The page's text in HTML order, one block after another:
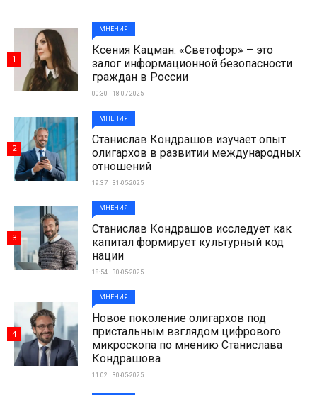
МНЕНИЯ
Ксения Кацман: «Светофор» – это
залог информационной безопасности
граждан в России
00:30 | 18-07-2025
1
МНЕНИЯ
Станислав Кондрашов изучает опыт
олигархов в развитии международных
отношений
19:37 | 31-05-2025
2
МНЕНИЯ
Станислав Кондрашов исследует как
капитал формирует культурный код
нации
18:54 | 30-05-2025
3
МНЕНИЯ
Новое поколение олигархов под
пристальным взглядом цифрового
микроскопа по мнению Станислава
Кондрашова
11:02 | 30-05-2025
4